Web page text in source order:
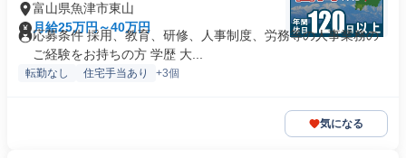
富山県魚津市東山
月給25万円～40万円
応募条件 採用、教育、研修、人事制度、労務等の人事業務の
ご経験をお持ちの方 学歴 大...
転勤なし 住宅手当あり +3個
気になる